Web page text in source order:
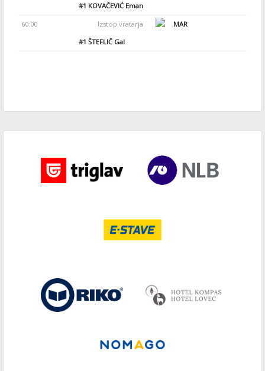
#1 KOVAČEVIĆ Eman
60:00 Izstop vratarja
MAR
#1 ŠTEFLIČ Gal